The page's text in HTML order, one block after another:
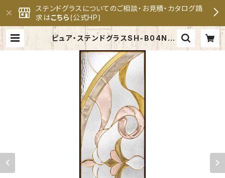
ステンドグラスについてのご相談・お見積・カタログ請
求はこちら(公式HP)
ピュア・ステンドグラスSH-B04N |
セブンホーム ステンドグラス専門メ
ーカー 公式オンラインショップ